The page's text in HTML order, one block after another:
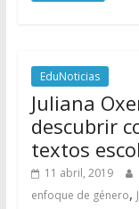
EduNoticias
Juliana
descubrir
textos
11 abril, 2019
enfoque de género,